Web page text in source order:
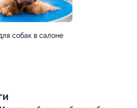
собак в салоне